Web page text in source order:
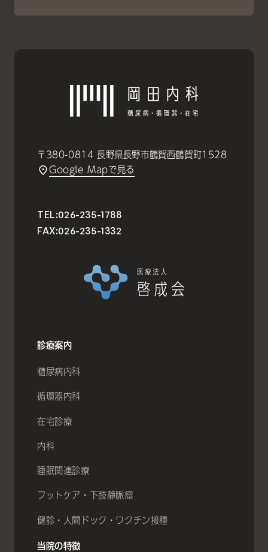
〒380-0814 長野県長野市鶴賀西鶴賀町1528
Google Mapで見る
TEL:026-235-1788
FAX:026-235-1332
診療案内
糖尿病内科
循環器内科
在宅診療
内科
睡眠関連診療
フットケア・下肢静脈瘤
健診・人間ドック・ワクチン接種
当院の特徴